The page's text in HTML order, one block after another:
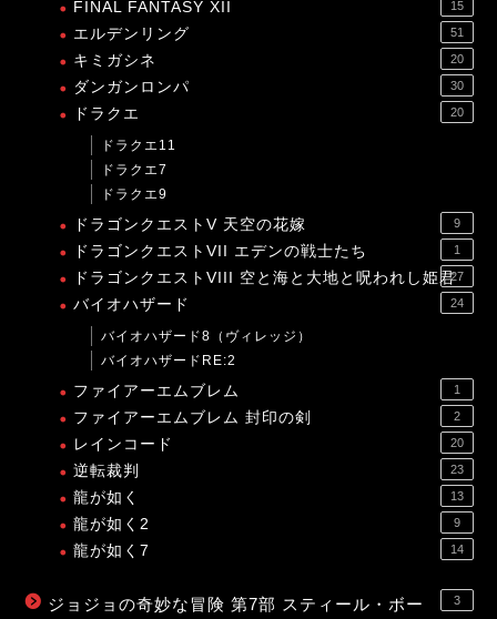
FINAL FANTASY XII 15
エルデンリング 51
キミガシネ 20
ダンガンロンパ 30
ドラクエ 20
ドラクエ11
ドラクエ7
ドラクエ9
ドラゴンクエストV 天空の花嫁 9
ドラゴンクエストVII エデンの戦士たち 1
ドラゴンクエストVIII 空と海と大地と呪われし姫君27
バイオハザード 24
バイオハザード8（ヴィレッジ）
バイオハザードRE:2
ファイアーエムブレム 1
ファイアーエムブレム 封印の剣 2
レインコード 20
逆転裁判 23
龍が如く 13
龍が如く2 9
龍が如く7 14
ジョジョの奇妙な冒険 第7部 スティール・ボー
3